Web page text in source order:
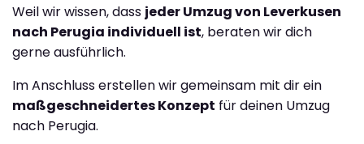
Weil wir wissen, dass jeder Umzug von Leverkusen
nach Perugia individuell ist, beraten wir dich
gerne ausführlich.
Im Anschluss erstellen wir gemeinsam mit dir ein
maßgeschneidertes Konzept für deinen Umzug
nach Perugia.